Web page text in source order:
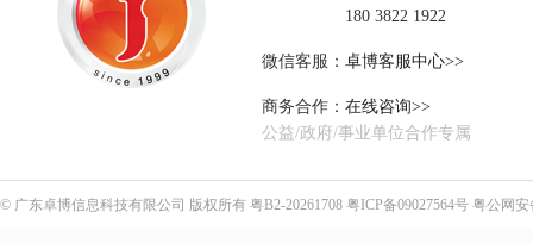
180 3822 1922
微信客服： 卓博客服中心>>
商务合作： 在线咨询>>
公益/政府/事业单位合作专属
© 广东卓博信息科技有限公司 版权所有 粤B2-20261708 粤ICP备09027564号 粤公网安